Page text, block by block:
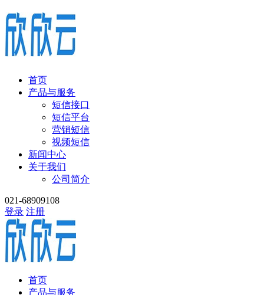
首页
产品与服务
短信接口
短信平台
营销短信
视频短信
新闻中心
关于我们
公司简介
021-68909108
登录 注册
首页
产品与服务